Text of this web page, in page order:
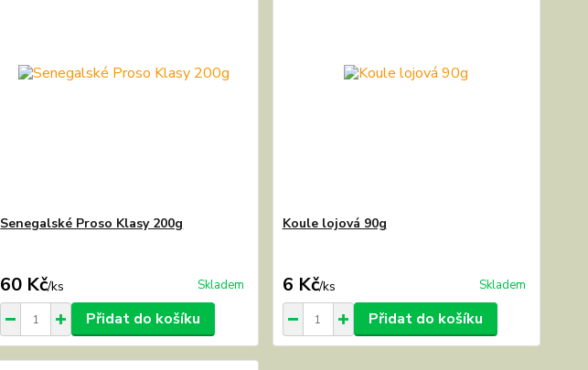
Senegalské Proso Klasy 200g
60 Kč/ks Skladem
Přidat do košíku
Koule lojová 90g
6 Kč/ks Skladem
Přidat do košíku